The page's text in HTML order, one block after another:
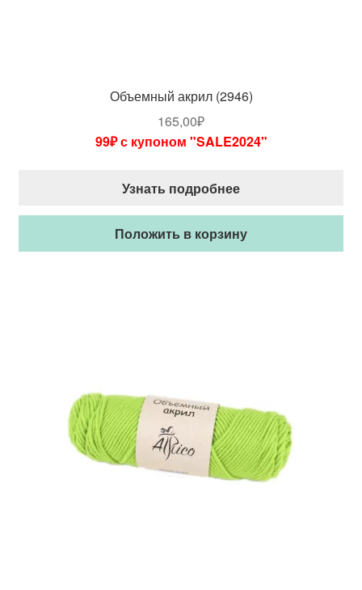
Объемный акрил (2946)
165,00₽
99₽ с купоном "SALE2024"
Узнать подробнее
Положить в корзину